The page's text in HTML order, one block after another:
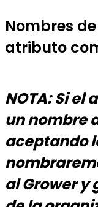
Nombres
atributo
NOTA: Si el
un nombre
aceptando
al Grower y